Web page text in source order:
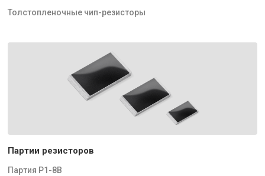
Толстопленочные чип-резисторы
Партии резисторов
Партия Р1-8В